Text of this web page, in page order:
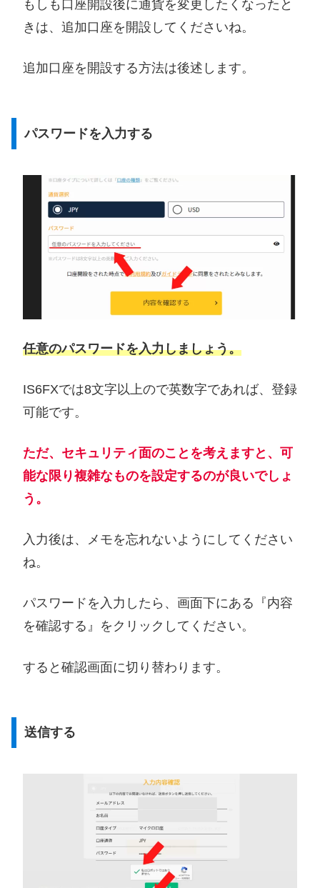
もしも口座開設後に通貨を変更したくなったと
きは、追加口座を開設してくださいね。
追加口座を開設する方法は後述します。
パスワードを入力する
任意のパスワードを入力しましょう。
IS6FXでは8文字以上ので英数字であれば、登録
可能です。
ただ、セキュリティ面のことを考えますと、可
能な限り複雑なものを設定するのが良いでしょ
う。
入力後は、メモを忘れないようにしてください
ね。
パスワードを入力したら、画面下にある『内容
を確認する』をクリックしてください。
すると確認画面に切り替わります。
送信する